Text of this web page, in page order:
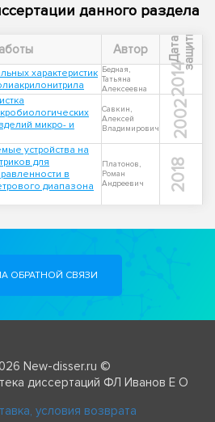
данного раздела
Автор Д
а
т
а
з
а
щ
и
т ы
характеристик Бедная,
Татьяна
Алексеевна
2014
микро- и
Савкин,
Алексей
Владимирович
2002
устройства на
для
в
диапазона
Платонов,
Роман
Андреевич
2018
ОБРАТНОЙ СВЯЗИ
New-disser.ru ©
диссертаций ФЛ Иванов Е О
условия возврата